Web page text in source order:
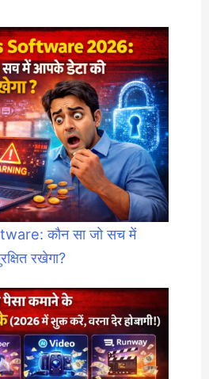
कौन सा जो सच में
रखेगा?